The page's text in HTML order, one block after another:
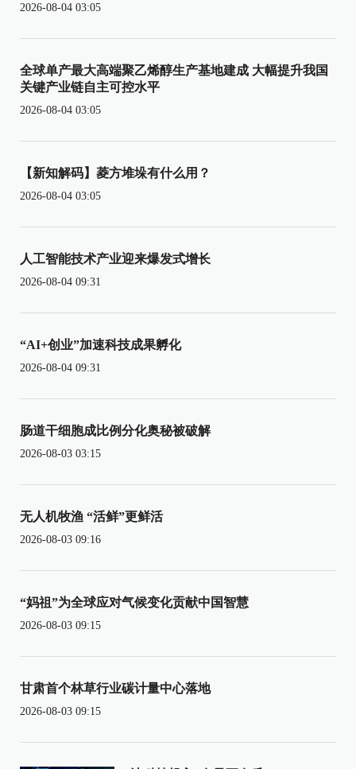
2026-08-04 03:05
全球单产最大高端聚乙烯醇生产基地建成 大幅提升我国
关键产业链自主可控水平
2026-08-04 03:05
【新知解码】菱方堆垛有什么用？
2026-08-04 03:05
人工智能技术产业迎来爆发式增长
2026-08-04 09:31
“AI+创业”加速科技成果孵化
2026-08-04 09:31
肠道干细胞成比例分化奥秘被破解
2026-08-03 03:15
无人机牧渔 “活鲜”更鲜活
2026-08-03 09:16
“妈祖”为全球应对气候变化贡献中国智慧
2026-08-03 09:15
甘肃首个林草行业碳计量中心落地
2026-08-03 09:15